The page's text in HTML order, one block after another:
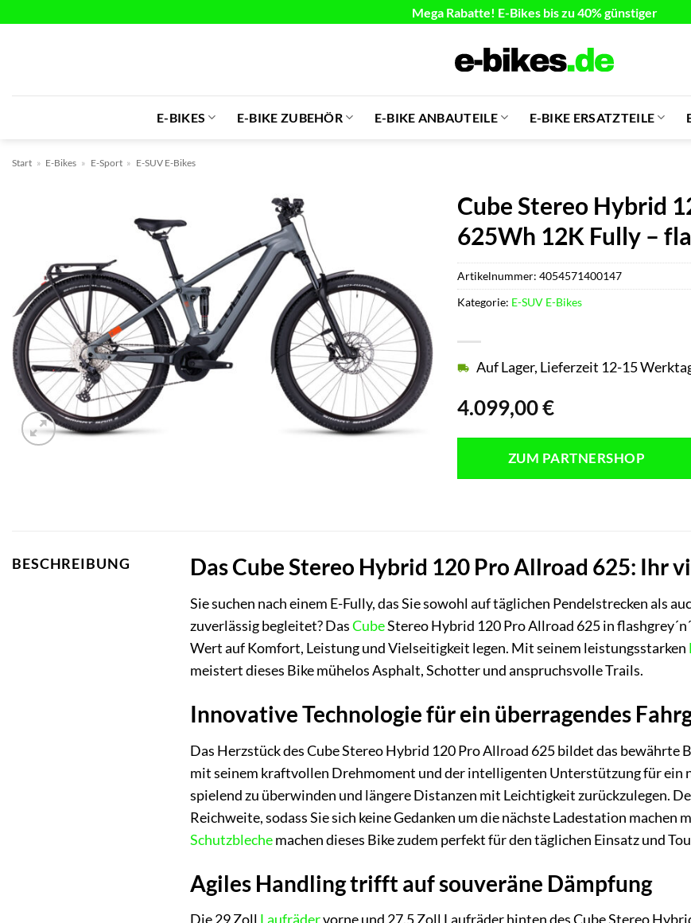
Mega Rabatte! E-Bikes bis zu 40% günstiger
E-BIKES E-BIKE ZUBEHÖR E-BIKE ANBAUTEILE E-BIKE ERSATZTEILE
Start » E-Bikes » E-Sport » E-SUV E-Bikes
Cube Stereo Hybrid
625Wh 12K Fully –
4.099,00€
Auf Lager, Lieferzeit 12-15
ZUM PARTNERSHOP
Artikelnummer: 4054571400147
Kategorie: E-SUV E-Bikes
BESCHREIBUNG Das Cube Stereo Hybrid 120 Pro Allroad 625: Ihr
Sie suchen nach einem E-Fully, das Sie sowohl auf täglichen Pendelstrecken als
zuverlässig begleitet? DasCubeStereo Hybrid 120 Pro Allroad 625 in
Wert auf Komfort, Leistung und Vielseitigkeit legen. Mit seinem leistungsstarken
meistert dieses Bike mühelos Asphalt, Schotter und anspruchsvolle Trails.
Innovative Technologie für ein überragendes
Das Herzstück des Cube Stereo Hybrid 120 Pro Allroad 625 bildet das bewährte
mit seinem kraftvollen Drehmoment und der intelligenten Unterstützung für ein
spielend zu überwinden und längere Distanzen mit Leichtigkeit zurückzulegen.
Reichweite, sodass Sie sich keine Gedanken um die nächste Ladestation
Schutzblechemachen dieses Bike zudem perfekt für den täglichen Einsatz und
Agiles Handling trifft auf souveräne Dämpfung